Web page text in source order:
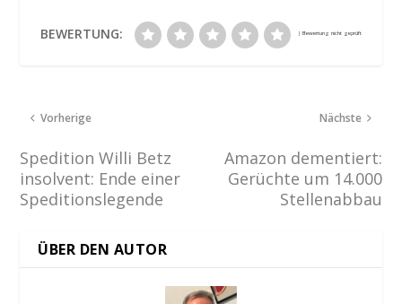
BEWERTUNG:
Vorherige
Spedition Willi Betz
insolvent: Ende einer
Speditionslegende
Nächste
Amazon dementiert:
Gerüchte um 14.000
Stellenabbau
ÜBER DEN AUTOR